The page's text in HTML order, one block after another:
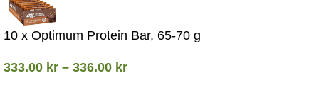
10 x Optimum Protein Bar, 65-70 g
333.00 kr – 336.00 kr